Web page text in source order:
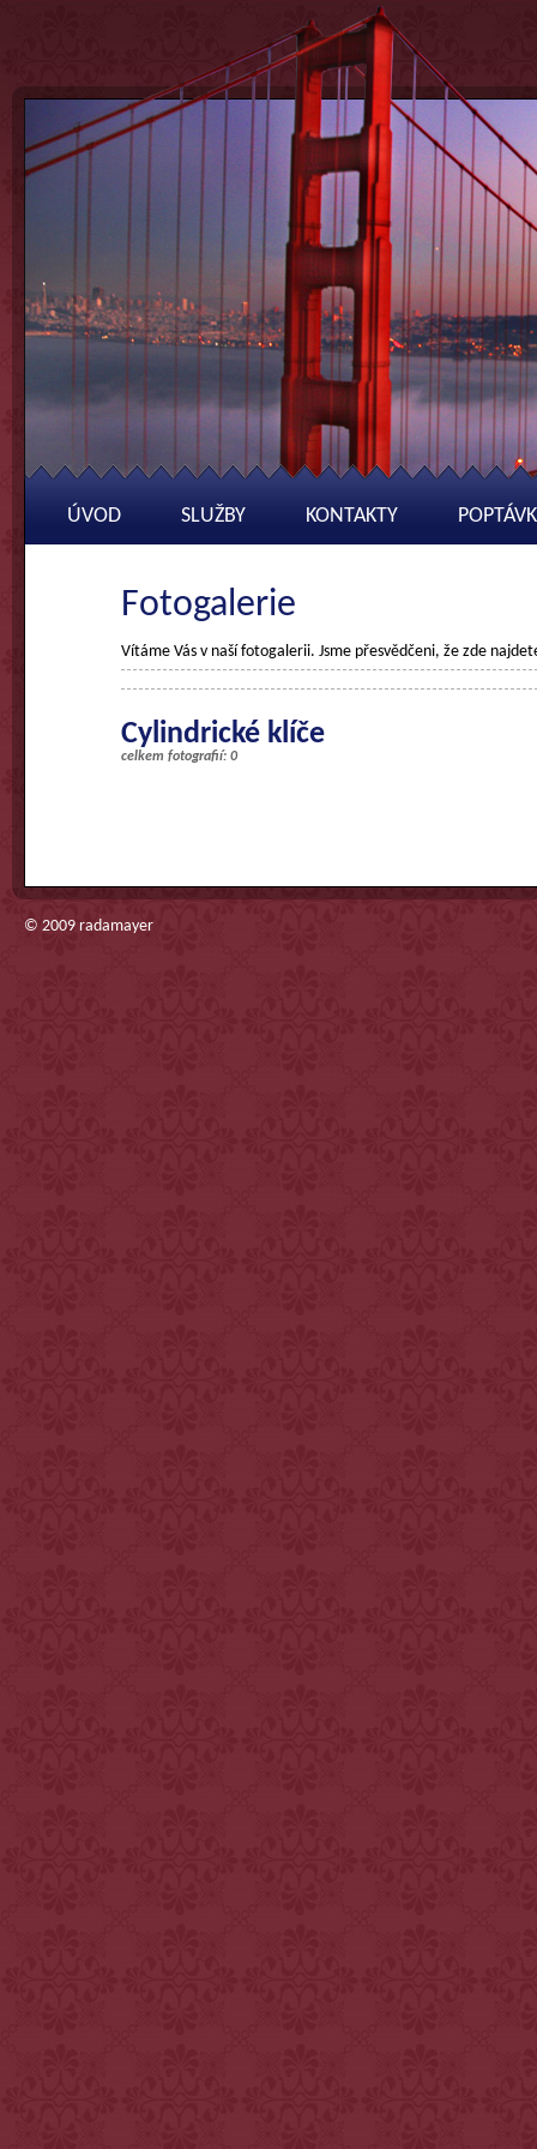
ÚVOD SLUŽBY KONTAKTY
Fotogalerie
Vítáme Vás v naší fotogalerii. Jsme přesvědčeni, že zde
Cylindrické klíče
celkem fotografií: 0
© 2009 radamayer